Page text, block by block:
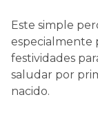
Este simple
especialmente
festividades
saludar por
nacido.